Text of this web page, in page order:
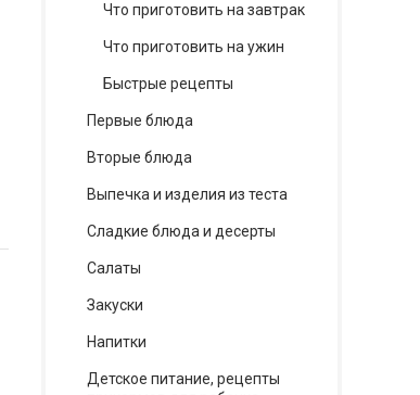
Что приготовить на завтрак
Что приготовить на ужин
Быстрые рецепты
Первые блюда
Вторые блюда
Выпечка и изделия из теста
Сладкие блюда и десерты
Салаты
Закуски
Напитки
Детское питание, рецепты